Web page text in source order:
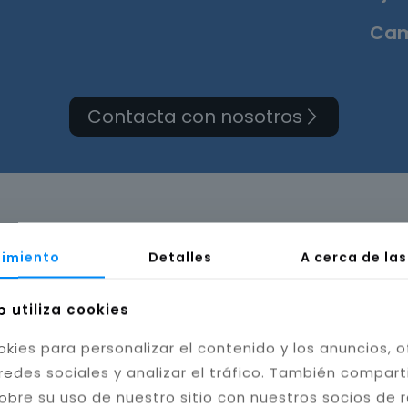
Contacta con nosotros
de cuarto de baño
Detalles A cerca de
utiliza cookies
para personalizar el contenido y los anuncios,
sociales y analizar el tráfico. También
su uso de nuestro sitio con nuestros socios de